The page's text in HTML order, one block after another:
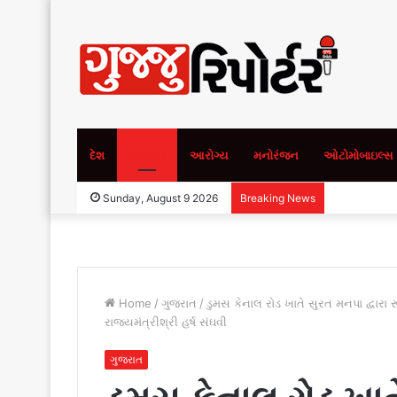
દેશ આરોગ્ય મનોરંજન ઓટોમોબાઇલ્સ
Sunday, August 9 2026 Breaking News
Home / ગુજરાત / ડુમસ કેનાલ રોડ ખાતે સુરત મનપા દ્વારા
રાજ્યમંત્રીશ્રી હર્ષ સંઘવી
ગુજરાત